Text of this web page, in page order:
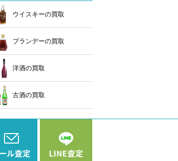
ウイスキーの買取
ブランデーの買取
洋酒の買取
古酒の買取